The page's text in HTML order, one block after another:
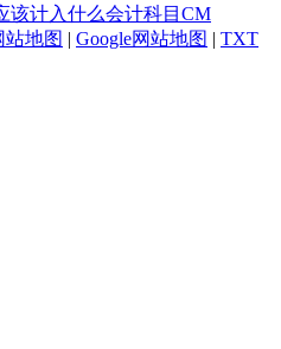
该计入什么会计科目CM
站地图 | Google网站地图 | TXT